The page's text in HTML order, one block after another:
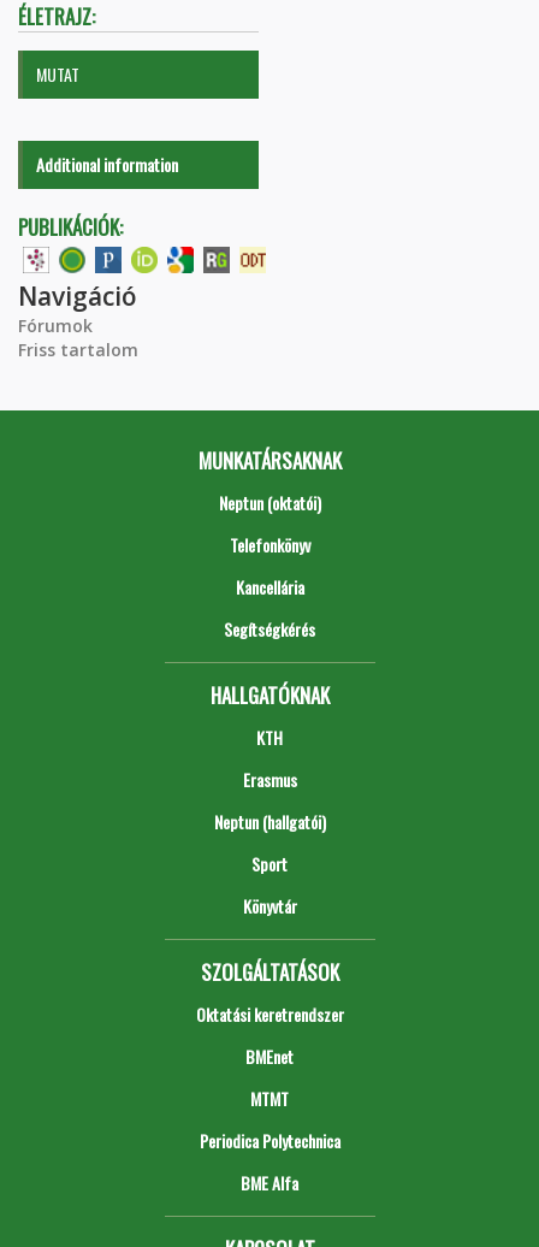
ÉLETRAJZ:
MUTAT
Additional information
PUBLIKÁCIÓK:
Navigáció
Fórumok
Friss tartalom
MUNKATÁRSAKNAK
Neptun (oktatói)
Telefonkönyv
Kancellária
Segítségkérés
HALLGATÓKNAK
KTH
Erasmus
Neptun (hallgatói)
Sport
Könyvtár
SZOLGÁLTATÁSOK
Oktatási keretrendszer
BMEnet
MTMT
Periodica Polytechnica
BME Alfa